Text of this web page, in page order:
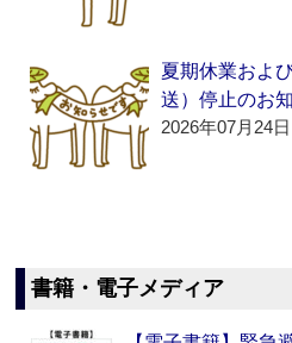
夏期休業およ
送）停止のお
2026年07月24
書籍・電子メディア